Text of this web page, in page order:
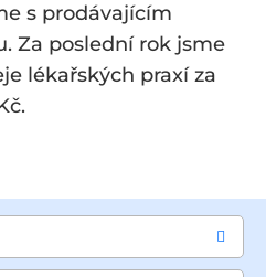
s prodávajícím
Za poslední rok jsme
lékařských praxí za